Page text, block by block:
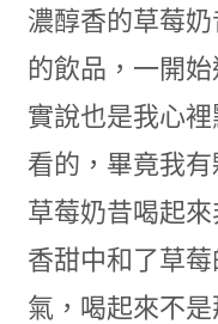
濃醇香的草莓
的飲品，一開
實說也是我心
看的，畢竟我
草莓奶昔喝起
香甜中和了草
氣，喝起來不